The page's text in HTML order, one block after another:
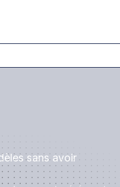
sans avoir